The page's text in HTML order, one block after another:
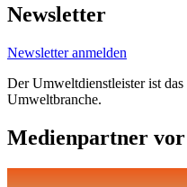
Newsletter
Newsletter anmelden
Der Umweltdienstleister ist
Umweltbranche.
Medienpartner